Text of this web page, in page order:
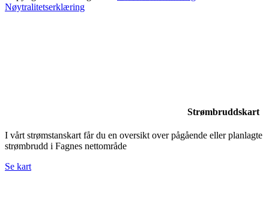
Nøytralitetserklæring
Strømbruddskart
I vårt strømstanskart får du en oversikt over pågående eller planlagte
strømbrudd i Fagnes nettområde
Se kart